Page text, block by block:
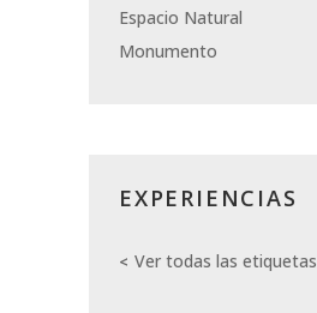
Espacio Natural
Monumento
EXPERIENCIAS
Ver todas las etiquetas